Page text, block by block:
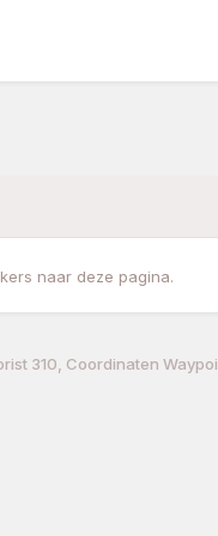
naar deze pagina.
310, Coordinaten